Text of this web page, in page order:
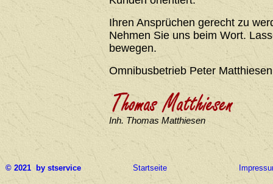
Ihren Ansprüchen gerecht zu
Nehmen Sie uns beim Wort.
bewegen.
Omnibusbetrieb Peter Matthiesen
Inh. Thomas Matthiesen
© 2021 by stservice Startseite